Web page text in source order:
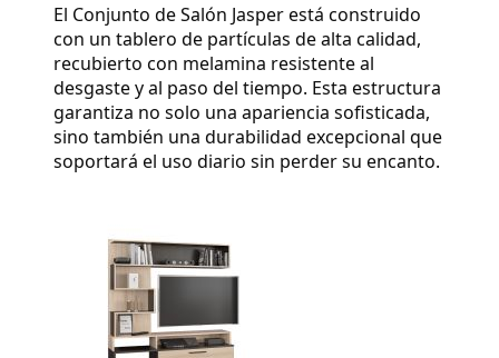
El Conjunto de Salón Jasper está construido
con un tablero de partículas de alta calidad,
recubierto con melamina resistente al
desgaste y al paso del tiempo. Esta estructura
garantiza no solo una apariencia sofisticada,
sino también una durabilidad excepcional que
soportará el uso diario sin perder su encanto.